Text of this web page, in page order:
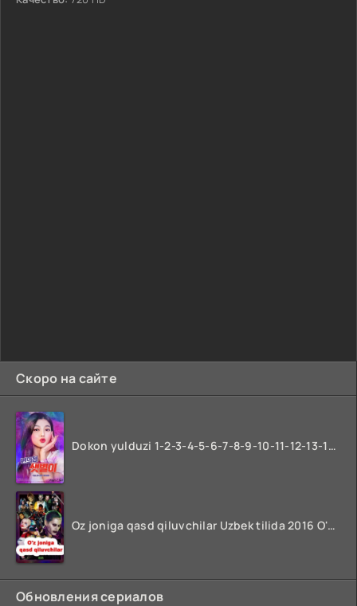
Скоро на сайте
Dokon yulduzi 1-2-3-4-5-6-7-8-9-10-11-12-13-14-15-16-17 Qism Uzbek tilida koreya seryali barcha qismlari o'zbek tilida
Oz joniga qasd qiluvchilar Uzbek tilida 2016 O'zbekcha tarjima kino 720p HD skachat
Обновления сериалов